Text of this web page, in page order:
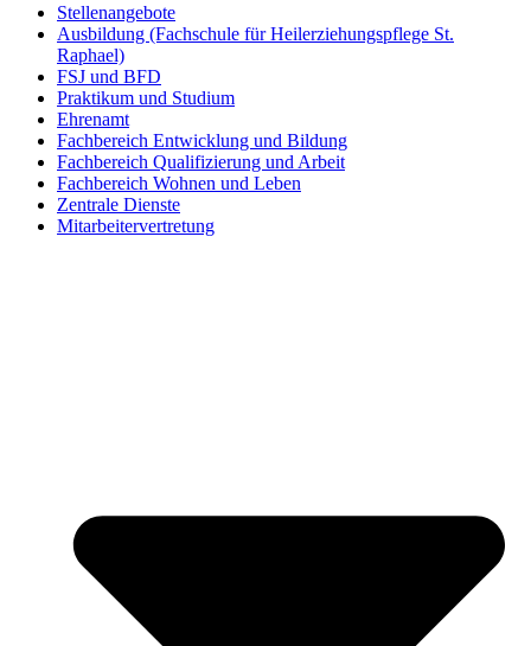
Stellenangebote
Ausbildung (Fachschule für Heilerziehungspflege St.
Raphael)
FSJ und BFD
Praktikum und Studium
Ehrenamt
Fachbereich Entwicklung und Bildung
Fachbereich Qualifizierung und Arbeit
Fachbereich Wohnen und Leben
Zentrale Dienste
Mitarbeitervertretung